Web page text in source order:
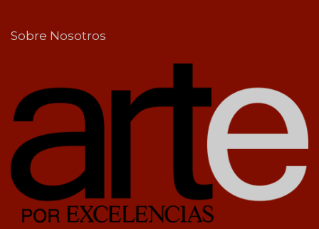
Sobre Nosotros